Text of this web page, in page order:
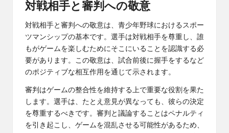
対戦相手と審判への敬意
対戦相手と審判への敬意は、青少年野球におけるスポー
ツマンシップの基本です。選手は対戦相手を尊重し、誰
もがゲームを楽しむためにそこにいることを認識する必
要があります。この敬意は、試合前後に握手をするなど
のポジティブな相互作用を通じて示されます。
審判はゲームの整合性を維持する上で重要な役割を果た
します。選手は、たとえ意見が異なっても、彼らの決定
を尊重するべきです。審判と議論することはペナルティ
を引き起こし、ゲームを混乱させる可能性があるため、